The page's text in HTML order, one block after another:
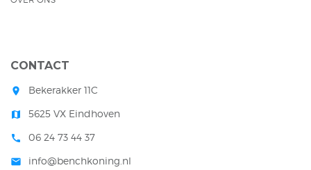
CONTACT
room Bekerakker 11C
map 5625 VX Eindhoven
call 06 24 73 44 37
mail info@benchkoning.nl